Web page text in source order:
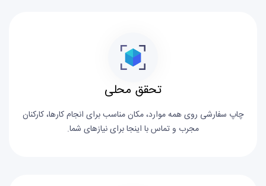
تحقق محلی
چاپ سفارشی روی همه موارد، مکان مناسب برای انجام کارها، کارکنان
مجرب و تماس با اینجا برای نیازهای شما.